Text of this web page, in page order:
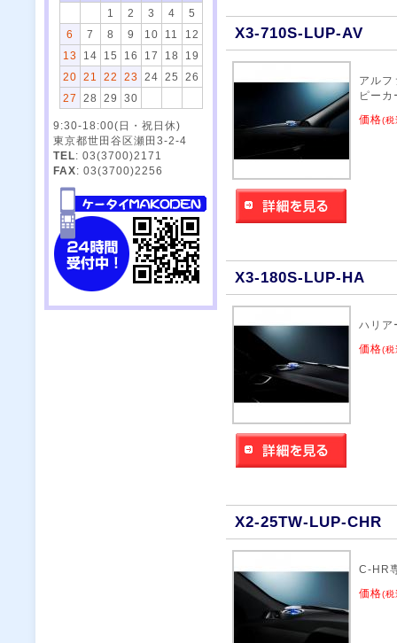
1
2 3 4
5
6
7 8 9 10 11
12
13
14 15 16 17 18
19
20
21 22 23 24 25
26
27
28 29 30
9:30-18:00(日・祝日休)
東京都世田谷区瀬田3-2-4
TEL: 03(3700)2171
FAX: 03(3700)2256
X3-710S-LUP-AV
アルフ
ピーカ
価格(税
X3-180S-LUP-HA
ハリア
価格(税
X2-25TW-LUP-CHR
C-HR
価格(税